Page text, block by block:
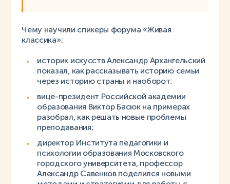
Чему научили спикеры форума «Живая
классика»:
историк искусств Александр Архангельский
показал, как рассказывать историю семьи
через историю страны и наоборот;
вице-президент Российской академии
образования Виктор Басюк на примерах
разобрал, как решать новые проблемы
преподавания;
директор Института педагогики и
психологии образования Московского
городского университета, профессор
Александр Савенков поделился новыми